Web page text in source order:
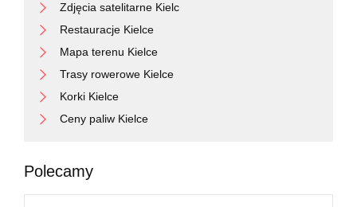
Zdjęcia satelitarne Kielc
Restauracje Kielce
Mapa terenu Kielce
Trasy rowerowe Kielce
Korki Kielce
Ceny paliw Kielce
Polecamy